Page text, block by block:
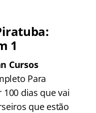
:
1
Cursos
Para
dias que vai
que estão